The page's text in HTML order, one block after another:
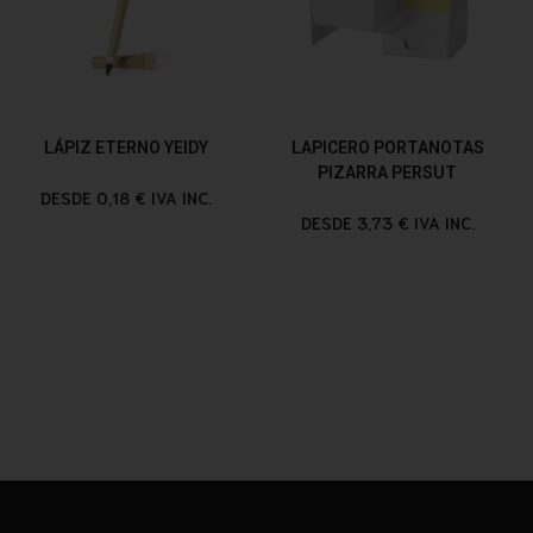
LÁPIZ ETERNO YEIDY
DESDE 0,18 € IVA INC.
LAPICERO PORTANOTAS
PIZARRA PERSUT
DESDE 3,73 € IVA INC.